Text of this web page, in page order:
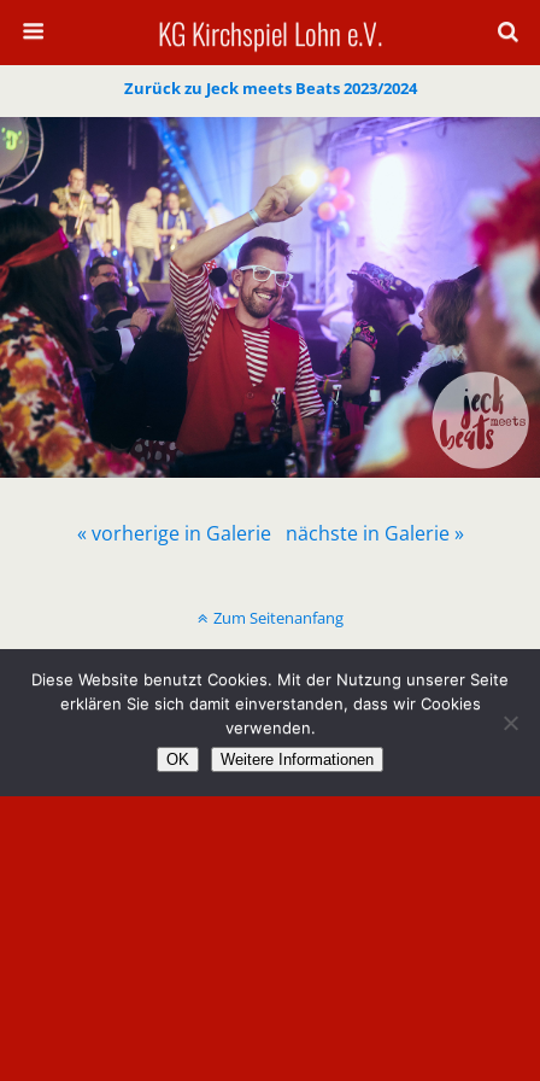
KG Kirchspiel Lohn e.V.
Zurück zu Jeck meets Beats 2023/2024
« vorherige in Galerie nächste in Galerie »
Zum Seitenanfang
Mobil Desktop
Copyright by KG Kirchspiel Lohn e.V.
Diese Website benutzt Cookies. Mit der Nutzung unserer Seite
erklären Sie sich damit einverstanden, dass wir Cookies
verwenden.
OK Weitere Informationen